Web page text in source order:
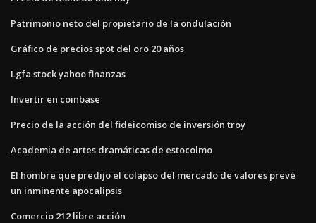
Patrimonio neto del propietario de la ondulación
Gráfico de precios spot del oro 20 años
Lgfa stock yahoo finanzas
Invertir en coinbase
Precio de la acción del fideicomiso de inversión troy
Academia de artes dramáticas de estocolmo
El hombre que predijo el colapso del mercado de valores prevé
un inminente apocalipsis
Comercio 212 libre acción